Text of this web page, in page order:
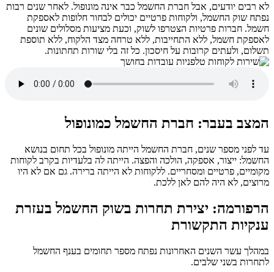
לא רבים יודעים, אבל חברת החשמל כבר אינה מונופול. לאחר שנים רבות
נפתח שוק החשמל, ולקוחות פרטיים יכולים לבחור חלופות לאספקת
חשמל. חברות פרטיות הצטרפו לשוק, וכעת מציעות מסלולים שונים
לאספקת חשמל, ללא התחייבות, ללא טרחה מצד הלקוח, ללא תוספת
תשלום, ולעתים קרובות על חיסכון. כל זה בלי שורות תחתונות.
המצב בעבר: חברת החשמל כמונופול
עד לפני מספר שנים, חברת החשמל הייתה מונופול בכל תחום בנושא
החשמל: ייצור, אספקה, הולכה והפצה. הייתה לה בלעדיות בקרב לקוחות
מקומיים, פרטיים ומסחריים. ללקוחות לא הייתה ברירה. גם אם לא היו
מרוצים, לא היה להם לאן ללכת.
הרפורמה: יצירת תחרות בשוק החשמל בעזרת
ענקיות התקשורת
במהלך עשר השנים האחרונות נפתח מספר תחומים בענף החשמל
לתחרות בשני שלבים.